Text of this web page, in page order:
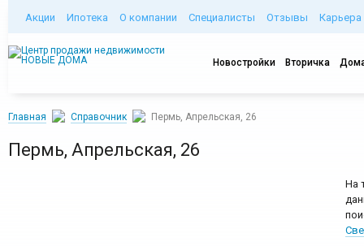
Акции Ипотека О компании Специалисты Отзывы Карьера
Новостройки Вторичка
Главная Справочник Пермь, Апрельская, 26
Пермь, Апрельская, 26
На